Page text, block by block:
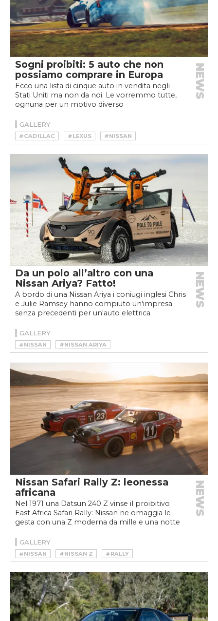
Sogni proibiti: 5 auto che non
possiamo comprare in Europa
Ecco una lista di cinque auto in vendita negli
Stati Uniti ma non da noi. Le vorremmo tutte,
ognuna per un motivo diverso
NEWS
GALLERY
#CADILLAC #LEXUS
#NISSAN
#TOYOTA
Da un polo all’altro con una
Nissan Ariya? Fatto!
A bordo di una Nissan Ariya i coniugi inglesi Chris
e Julie Ramsey hanno compiuto un'impresa
senza precedenti per un'auto elettrica
NEWS
GALLERY
#NISSAN #NISSAN ARIYA
Nissan Safari Rally Z: leonessa
africana
Nel 1971 una Datsun 240 Z vinse il proibitivo
East Africa Safari Rally: Nissan ne omaggia le
gesta con una Z moderna da mille e una notte
NEWS
GALLERY
#NISSAN #NISSAN Z #RALLY